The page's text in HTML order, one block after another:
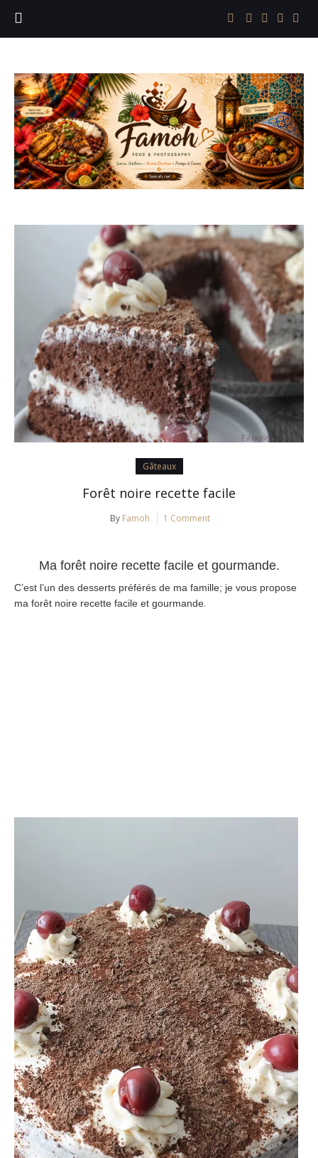
Gâteaux
Forêt noire recette facile
By Famoh 1 Comment
Ma forêt noire recette facile et gourmande.
C’est l’un des desserts préférés de ma famille; je vous propose
ma forêt noire recette facile et gourmande.